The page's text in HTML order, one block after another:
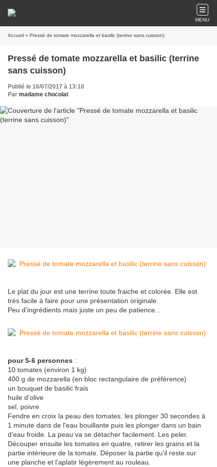
MENU
Accueil » Pressé de tomate mozzarella et basilic (terrine sans cuisson)
Pressé de tomate mozzarella et basilic (terrine
sans cuisson)
Publié le 16/07/2017 à 13:10
Par madame chocolat
Le plat du jour est une terrine toute fraiche et colorée. Elle est
très facile à faire pour une présentation originale.
Peu d'ingrédients mais juste un peu de patience...
pour 5-6 personnes :
10 tomates (environ 1 kg)
400 g de mozzarella (en bloc rectangulaire de préférence)
un bouquet de basilic frais
huile d'olive
sel, poivre
Fendre en croix la peau des tomates, les plonger 30 secondes à
1 minute dans de l'eau bouillante puis les plonger dans un bain
d'eau froide. La peau va se détacher facilement. Les peler.
Découper ensuite les tomates en quatre, retirer les grains et la
partie intérieure de la tomate. Déposer la partie qu'il reste sur
une planche et l'aplatir légèrement au rouleau.